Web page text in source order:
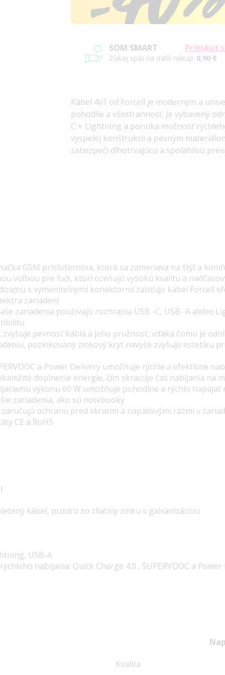
Prihlásiť
SOM SMART
Získaj späť na ďalší nákup: 0,90 €
Kábel 4v1 od Forcell je moderným a
pohodlie a všestrannosť. Je vybavený
C + Lightning a ponúka možnosť
vyspelej konštrukcii a pevným
zabezpečí dlhotrvajúcu a spoľahlivú
GSM príslušenstva, ktorá sa zameriava na štýl a
voľbou pre ľudí, ktorí oceňujú vysokú kvalitu a
s vymeniteľnými konektormi zaisťuje kábel Forcell
zariadení
zariadenia používajú rozhrania USB -C, USB -A alebo
pevnosť kábla a jeho pružnosť, vďaka čomu je
pozinkovaný zinkový kryt navyše zvyšuje estetiku
a Power Delivery umožňuje rýchle a efektívne
doplnenie energie, čím skracuje čas nabíjania na
výkonu 60 W umožňuje pohodlne a rýchlo napájať
zariadenia, ako sú notebooky
ochranu pred skratmi a napäťovými rázmi v
CE a RoHS
kábel, puzdro zo zliatiny zinku s galvanizáciou
USB-A
nabíjania: Quick Charge 4.0 , SUPERVOOC a Power
Kvalita